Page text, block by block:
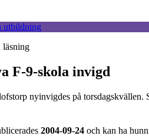
utbildning
läsning
F-9-skola invigd
nyinvigdes på
2004-09-24 och kan ha